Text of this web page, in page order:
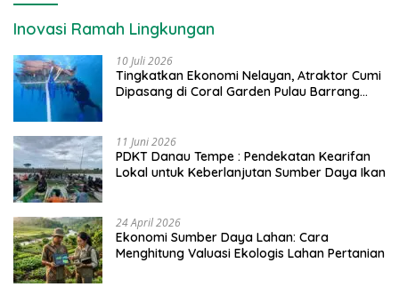
Inovasi Ramah Lingkungan
10 Juli 2026
Tingkatkan Ekonomi Nelayan, Atraktor Cumi
Dipasang di Coral Garden Pulau Barrang
11 Juni 2026
PDKT Danau Tempe : Pendekatan Kearifan
Lokal untuk Keberlanjutan Sumber Daya Ikan
24 April 2026
Ekonomi Sumber Daya Lahan: Cara
Menghitung Valuasi Ekologis Lahan Pertanian